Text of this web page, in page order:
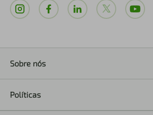
Sobre nós
Políticas